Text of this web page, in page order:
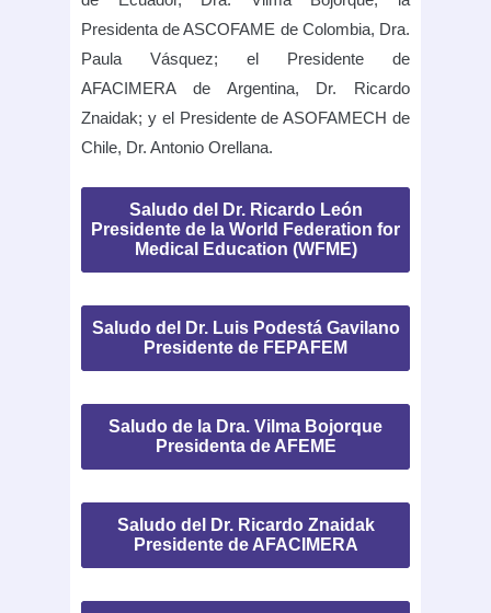
Presidenta de ASCOFAME de Colombia, Dra.
Paula Vásquez; el Presidente de
AFACIMERA de Argentina, Dr. Ricardo
Znaidak; y el Presidente de ASOFAMECH de
Chile, Dr. Antonio Orellana.
Saludo del Dr. Ricardo León
Presidente de la World Federation for
Medical Education (WFME)
Saludo del Dr. Luis Podestá Gavilano
Presidente de FEPAFEM
Saludo de la Dra. Vilma Bojorque
Presidenta de AFEME
Saludo del Dr. Ricardo Znaidak
Presidente de AFACIMERA